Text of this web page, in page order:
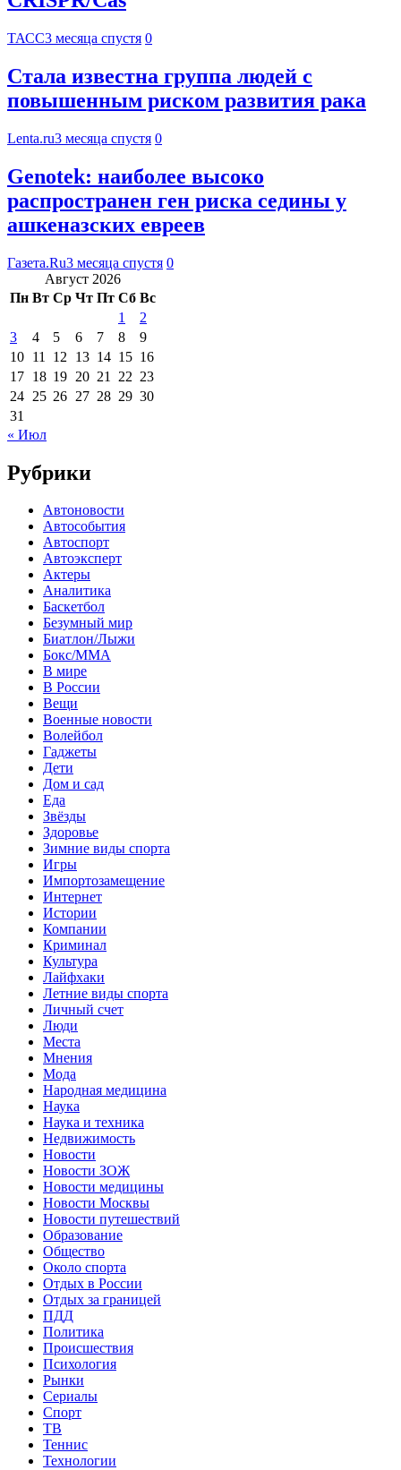
ТАСС3 месяца спустя 0
Стала известна группа людей с
повышенным риском развития рака
Lenta.ru3 месяца спустя 0
Genotek: наиболее высоко
распространен ген риска седины у
ашкеназских евреев
Газета.Ru3 месяца спустя 0
Август 2026
Пн Вт Ср Чт Пт Сб Вс
1
2
3
4 5 6 7 8
9
10 11 12 13 14 15 16
17 18 19 20 21 22 23
24 25 26 27 28 29 30
31
« Июл
Рубрики
Автоновости
Автособытия
Автоспорт
Автоэксперт
Актеры
Аналитика
Баскетбол
Безумный мир
Биатлон/Лыжи
Бокс/MMA
В мире
В России
Вещи
Военные новости
Волейбол
Гаджеты
Дети
Дом и сад
Еда
Звёзды
Здоровье
Зимние виды спорта
Игры
Импортозамещение
Интернет
Истории
Компании
Криминал
Культура
Лайфхаки
Летние виды спорта
Личный счет
Люди
Места
Мнения
Мода
Народная медицина
Наука
Наука и техника
Недвижимость
Новости
Новости ЗОЖ
Новости медицины
Новости Москвы
Новости путешествий
Образование
Общество
Около спорта
Отдых в России
Отдых за границей
ПДД
Политика
Происшествия
Психология
Рынки
Сериалы
Спорт
ТВ
Теннис
Технологии